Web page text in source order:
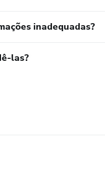
inadequadas?
las?